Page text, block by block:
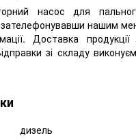
насос для
зателефонувавши нашим
Доставка продукції
зі складу
дизель